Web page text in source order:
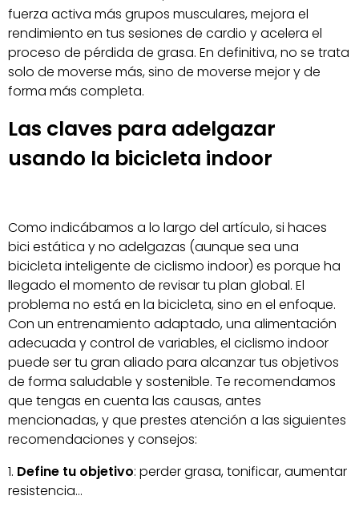
fuerza activa más grupos musculares, mejora el
rendimiento en tus sesiones de cardio y acelera el
proceso de pérdida de grasa. En definitiva, no se trata
solo de moverse más, sino de moverse mejor y de
forma más completa.
Las claves para adelgazar
usando la bicicleta indoor
Como indicábamos a lo largo del artículo, si haces
bici estática y no adelgazas (aunque sea una
bicicleta inteligente de ciclismo indoor) es porque ha
llegado el momento de revisar tu plan global. El
problema no está en la bicicleta, sino en el enfoque.
Con un entrenamiento adaptado, una alimentación
adecuada y control de variables, el ciclismo indoor
puede ser tu gran aliado para alcanzar tus objetivos
de forma saludable y sostenible. Te recomendamos
que tengas en cuenta las causas, antes
mencionadas, y que prestes atención a las siguientes
recomendaciones y consejos:
Define tu objetivo: perder grasa, tonificar, aumentar
resistencia…